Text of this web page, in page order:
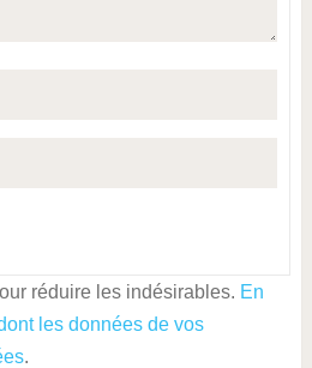
réduire les indésirables. En
les données de vos
.